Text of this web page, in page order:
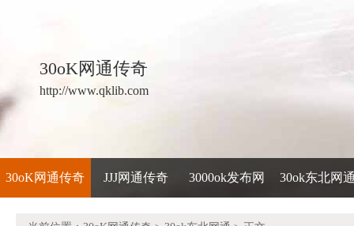
30oK网通传奇
http://www.qklib.com
30oK网通传奇 JJJ网通传奇 3000ok发布网 30ok东北网